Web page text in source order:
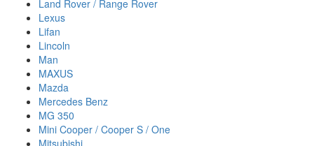
Land Rover / Range Rover
Lexus
Lifan
Lincoln
Man
MAXUS
Mazda
Mercedes Benz
MG 350
Mini Cooper / Cooper S / One
Mitsubishi